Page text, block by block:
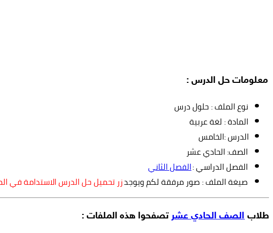
معلومات حل الدرس :
نوع الملف : حلول درس
المادة : لغة عربية
الدرس :الخامس
الصف: الحادي عشر
الفصل الدراسي :الفصل الثاني
صيغة الملف : صور مرفقة لكم ويوجدزر تحميل حل الدرس الاستدامة في
طلاب الصف الحادي عشر تصفحوا هذه الملفات :